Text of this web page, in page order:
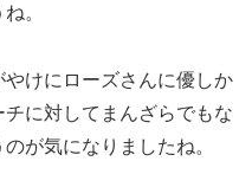
。
けにローズさんに優しか
に対してまんざらでもな
が気になりましたね。